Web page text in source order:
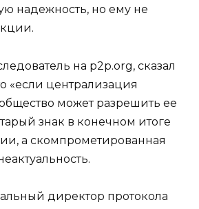
надежность, но ему не
на p2p.org, сказал
«если централизация
может разрешить ее
знак в конечном итоге
а скомпрометированная
директор протокола